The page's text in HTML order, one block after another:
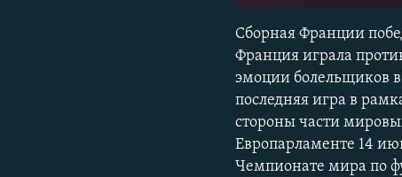
Сборная Франции
Франция играла
эмоции болельщиков
последняя игра в
стороны части
Европарламенте 14
Чемпионате мира по